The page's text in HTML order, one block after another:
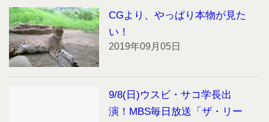
CGより、やっぱり本物が見た
い！
2019年09月05日
9/8(日)ウスビ・サコ学長出
演！MBS毎日放送「ザ・リー